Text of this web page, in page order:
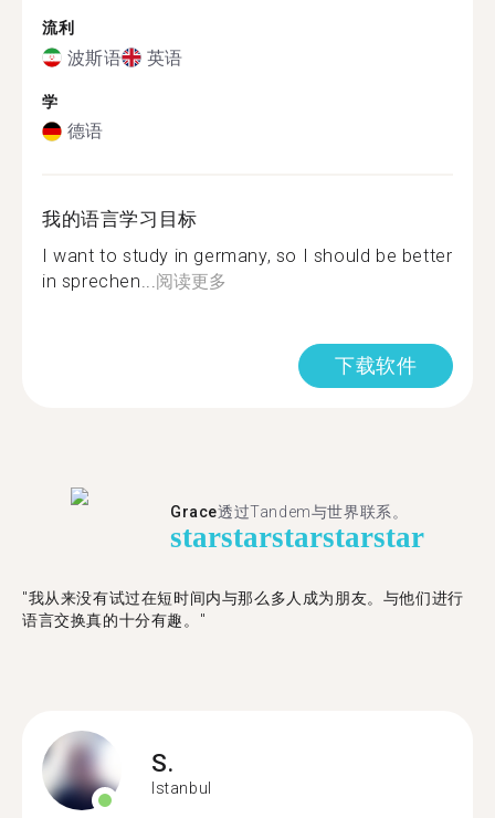
流利
波斯语 英语
学
德语
我的语言学习目标
I want to study in germany, so I should be better
in sprechen...阅读更多
下载软件
Grace透过Tandem与世界联系。
starstarstarstarstar
"我从来没有试过在短时间内与那么多人成为朋友。与他们进行
语言交换真的十分有趣。"
S.
Istanbul